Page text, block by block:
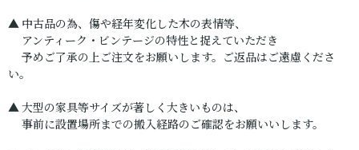
▲ 中古品の為、傷や経年変化した木の表情等、
アンティーク・ビンテージの特性と捉えていただき
予めご了承の上ご注文をお願いします。ご返品はご遠慮くださ
い。
▲ 大型の家具等サイズが著しく大きいものは、
事前に設置場所までの搬入経路のご確認をお願いいします。